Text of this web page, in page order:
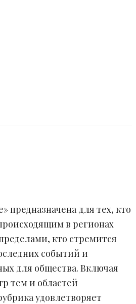
предназначена для тех, кто
в регионах
кто стремится
событий и
для общества. Включая
тем и областей
удовлетворяет